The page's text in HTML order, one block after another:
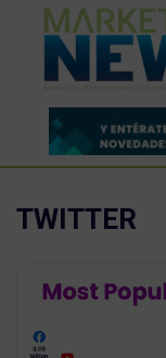
TWITTER